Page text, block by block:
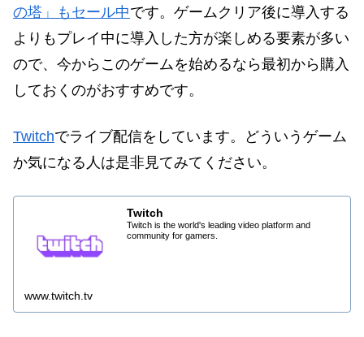
の塔」もセール中です。ゲームクリア後に導入する
よりもプレイ中に導入した方が楽しめる要素が多い
ので、今からこのゲームを始めるなら最初から購入
しておくのがおすすめです。
Twitchでライブ配信をしています。どういうゲーム
か気になる人は是非見てみてください。
Twitch
Twitch is the world's leading video platform and
community for gamers.
www.twitch.tv